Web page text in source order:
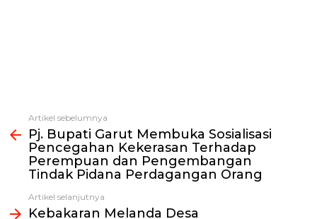
Lihat
selengkapnya
Artikel sebelumnya
Pj. Bupati Garut Membuka Sosialisasi
Pencegahan Kekerasan Terhadap
Perempuan dan Pengembangan
Tindak Pidana Perdagangan Orang
Artikel selanjutnya
Kebakaran Melanda Desa